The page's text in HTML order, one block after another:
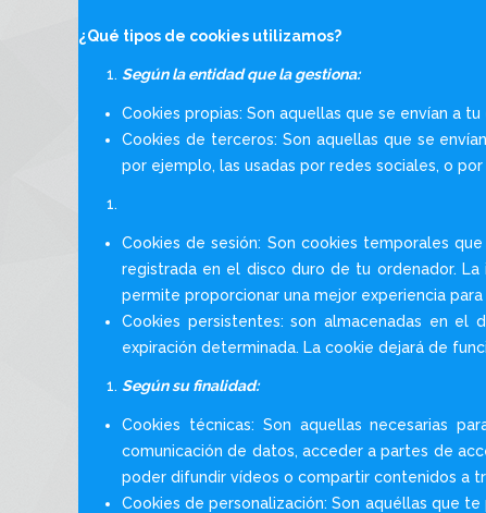
¿Qué tipos de cookies utilizamos?
Según la entidad que la gestiona:
Cookies propias: Son aquellas que se envían a
Cookies de terceros: Son aquellas que se
por ejemplo, las usadas por redes sociales, o
Cookies de sesión: Son cookies temporales
registrada en el disco duro de tu ordenador.
permite proporcionar una mejor experiencia
Cookies persistentes: son almacenadas en
expiración determinada. La cookie dejará de
Según su finalidad:
Cookies técnicas: Son aquellas necesarias
comunicación de datos, acceder a partes de
poder difundir vídeos o compartir contenidos a
Cookies de personalización: Son aquéllas que